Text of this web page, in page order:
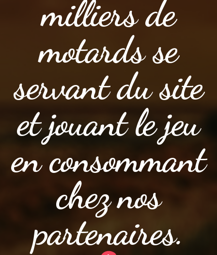
milliers de
motards se
servant du site
et jouant le jeu
en consommant
chez nos
partenaires.